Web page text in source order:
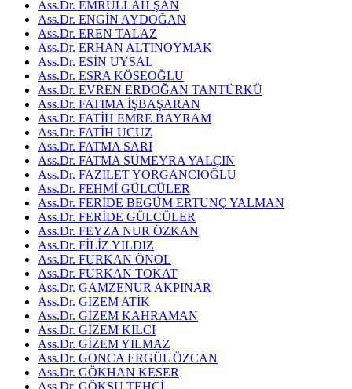
Ass.Dr. EMRULLAH ŞAN
Ass.Dr. ENGİN AYDOĞAN
Ass.Dr. EREN TALAZ
Ass.Dr. ERHAN ALTINOYMAK
Ass.Dr. ESİN UYSAL
Ass.Dr. ESRA KÖSEOĞLU
Ass.Dr. EVREN ERDOĞAN TANTÜRKÜ
Ass.Dr. FATIMA İŞBAŞARAN
Ass.Dr. FATİH EMRE BAYRAM
Ass.Dr. FATİH UCUZ
Ass.Dr. FATMA SARI
Ass.Dr. FATMA SÜMEYRA YALÇIN
Ass.Dr. FAZİLET YORGANCIOĞLU
Ass.Dr. FEHMİ GÜLCÜLER
Ass.Dr. FERİDE BEGÜM ERTUNÇ YALMAN
Ass.Dr. FERİDE GÜLCÜLER
Ass.Dr. FEYZA NUR ÖZKAN
Ass.Dr. FİLİZ YILDIZ
Ass.Dr. FURKAN ÖNOL
Ass.Dr. FURKAN TOKAT
Ass.Dr. GAMZENUR AKPINAR
Ass.Dr. GİZEM ATİK
Ass.Dr. GİZEM KAHRAMAN
Ass.Dr. GİZEM KILCI
Ass.Dr. GİZEM YILMAZ
Ass.Dr. GONCA ERGÜL ÖZCAN
Ass.Dr. GÖKHAN KESER
Ass.Dr. GÖKSU TEHÇİ